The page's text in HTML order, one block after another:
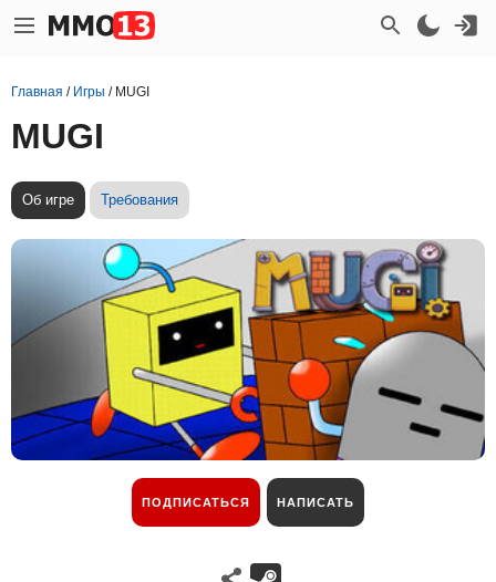
Главная / Игры / MUGI
MUGI
Об игре Требования
ПОДПИСАТЬСЯ НАПИСАТЬ